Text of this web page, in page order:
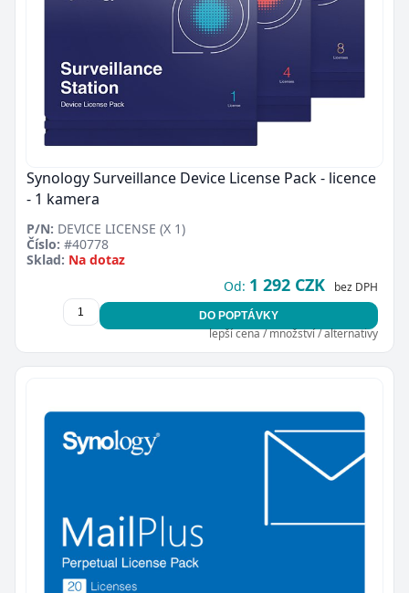
Synology Surveillance Device License Pack - licence
- 1 kamera
P/N: DEVICE LICENSE (X 1)
Číslo: #40778
Sklad: Na dotaz
Od: 1 292 CZK bez DPH
DO POPTÁVKY
lepší cena / množství / alternativy